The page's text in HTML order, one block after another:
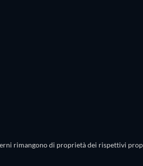
rimangono di proprietà dei rispettivi